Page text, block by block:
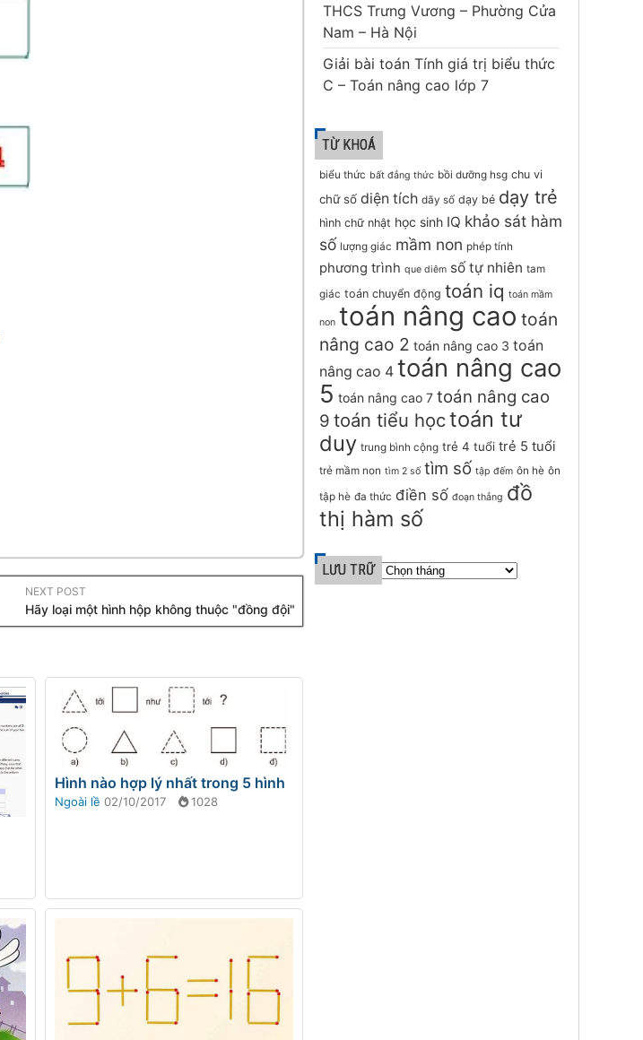
NEXT POST
Hãy loại một hình hộp không thuộc "đồng đội"
Hình nào hợp lý nhất trong 5 hình
Ngoài lề 02/10/2017 1028
THCS Trưng Vương – Phường Cửa
Nam – Hà Nội
Giải bài toán Tính giá trị biểu thức
C – Toán nâng cao lớp 7
TỪ KHOÁ
biểu thức bất đẳng thức bồi dưỡng hsg chu vi
chữ số diện tích dãy số dạy bé dạy trẻ
hình chữ nhật học sinh IQ khảo sát hàm
số lượng giác mầm non phép tính
phương trình que diêm số tự nhiên tam
giác toán chuyển động toán iq toán mầm
non toán nâng cao toán
nâng cao 2 toán nâng cao 3 toán
nâng cao 4 toán nâng cao
5 toán nâng cao 7 toán nâng cao
9 toán tiểu họctoán tư
duy trung bình cộng trẻ 4 tuổi trẻ 5 tuổi
trẻ mầm non tìm 2 số tìm số tập đếm ôn hè ôn
tập hè đa thức điền số đoạn thẳng đồ
thị hàm số
LƯU TRỮ